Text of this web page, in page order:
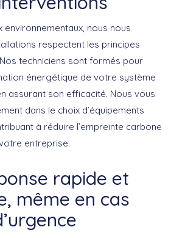
environnementaux, nous nous
respectent les principes
techniciens sont formés pour
énergétique de votre système
assurant son efficacité. Nous vous
dans le choix d’équipements
à réduire l’empreinte carbone
entreprise.
rapide et
même en cas